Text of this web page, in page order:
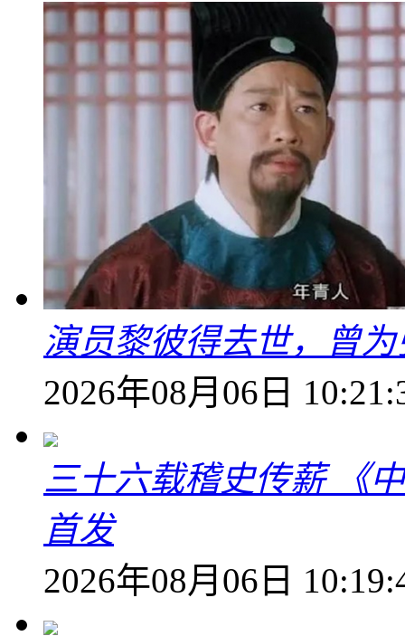
演员黎彼得去世，曾
2026年08月06日
三十六载稽史传薪 《
首发
2026年08月06日